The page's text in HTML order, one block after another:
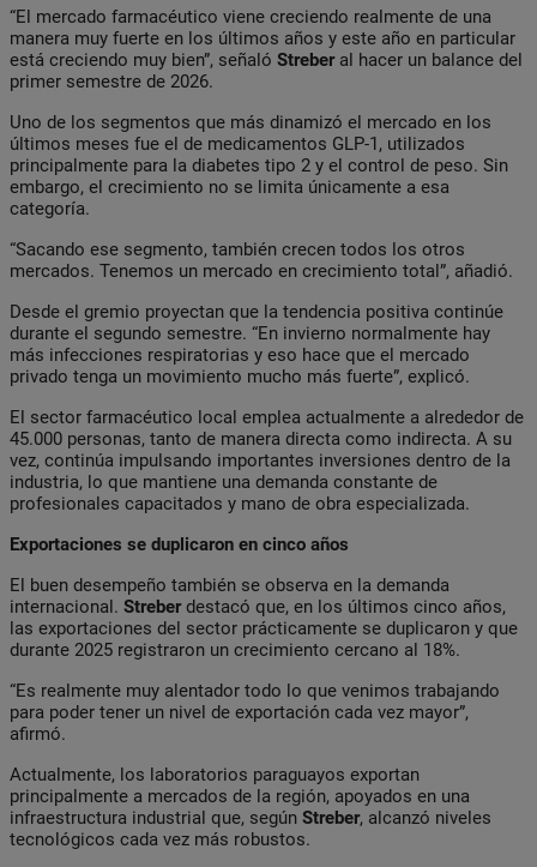
“El mercado farmacéutico viene creciendo realmente de una
manera muy fuerte en los últimos años y este año en particular
está creciendo muy bien”, señaló Streber al hacer un balance del
primer semestre de 2026.
Uno de los segmentos que más dinamizó el mercado en los
últimos meses fue el de medicamentos GLP-1, utilizados
principalmente para la diabetes tipo 2 y el control de peso. Sin
embargo, el crecimiento no se limita únicamente a esa
categoría.
“Sacando ese segmento, también crecen todos los otros
mercados. Tenemos un mercado en crecimiento total”, añadió.
Desde el gremio proyectan que la tendencia positiva continúe
durante el segundo semestre. “En invierno normalmente hay
más infecciones respiratorias y eso hace que el mercado
privado tenga un movimiento mucho más fuerte”, explicó.
El sector farmacéutico local emplea actualmente a alrededor de
45.000 personas, tanto de manera directa como indirecta. A su
vez, continúa impulsando importantes inversiones dentro de la
industria, lo que mantiene una demanda constante de
profesionales capacitados y mano de obra especializada.
Exportaciones se duplicaron en cinco años
El buen desempeño también se observa en la demanda
internacional. Streberdestacó que, en los últimos cinco años,
las exportaciones del sector prácticamente se duplicaron y que
durante 2025 registraron un crecimiento cercano al 18%.
“Es realmente muy alentador todo lo que venimos trabajando
para poder tener un nivel de exportación cada vez mayor”,
afirmó.
Actualmente, los laboratorios paraguayos exportan
principalmente a mercados de la región, apoyados en una
infraestructura industrial que, según Streber, alcanzó niveles
tecnológicos cada vez más robustos.